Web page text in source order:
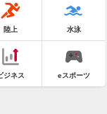
陸上 水泳
ジネス eスポーツ